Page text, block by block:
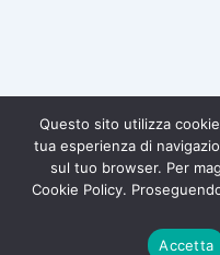
Copyright © 2026
riservati |
Diventa socio di
Associazione Omnia!
Iscriviti ora → ×
Chiedi aiuto a Omnia
Questo sito utilizza
tua esperienza di
sul tuo browser. Per
Cookie Policy.
Accetta